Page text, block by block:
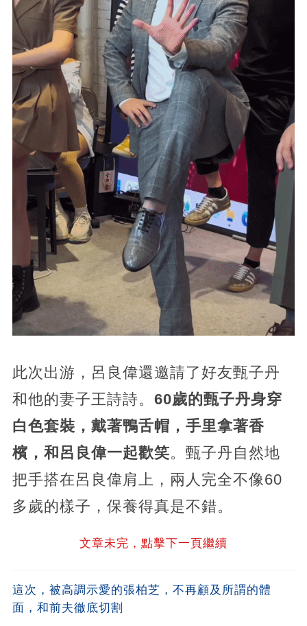
此次出游，呂良偉還邀請了好友甄子丹
和他的妻子王詩詩。 60歲的甄子丹身穿
白色套裝，戴著鴨舌帽，手里拿著香
檳，和呂良偉一起歡笑。甄子丹自然地
把手搭在呂良偉肩上，兩人完全不像60
多歲的樣子，保養得真是不錯。
文章未完，點擊下一頁繼續
這次，被高調示愛的張柏芝，不再顧及所謂的體
面，和前夫徹底切割